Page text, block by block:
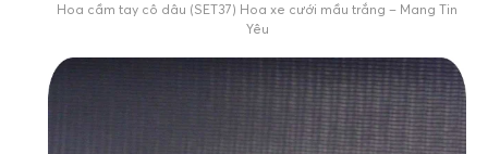
Hoa cầm tay cô dâu (SET37) Hoa xe cưới mầu trắng – Mang Tin
Yêu